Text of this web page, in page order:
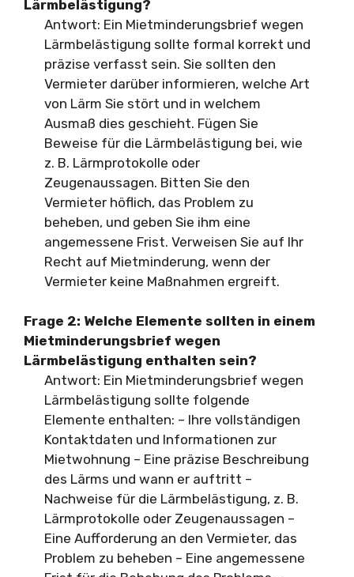
Lärmbelästigung?
Antwort: Ein Mietminderungsbrief wegen
Lärmbelästigung sollte formal korrekt und
präzise verfasst sein. Sie sollten den
Vermieter darüber informieren, welche Art
von Lärm Sie stört und in welchem
Ausmaß dies geschieht. Fügen Sie
Beweise für die Lärmbelästigung bei, wie
z. B. Lärmprotokolle oder
Zeugenaussagen. Bitten Sie den
Vermieter höflich, das Problem zu
beheben, und geben Sie ihm eine
angemessene Frist. Verweisen Sie auf Ihr
Recht auf Mietminderung, wenn der
Vermieter keine Maßnahmen ergreift.
Frage 2: Welche Elemente sollten in einem
Mietminderungsbrief wegen
Lärmbelästigung enthalten sein?
Antwort: Ein Mietminderungsbrief wegen
Lärmbelästigung sollte folgende
Elemente enthalten: – Ihre vollständigen
Kontaktdaten und Informationen zur
Mietwohnung – Eine präzise Beschreibung
des Lärms und wann er auftritt –
Nachweise für die Lärmbelästigung, z. B.
Lärmprotokolle oder Zeugenaussagen –
Eine Aufforderung an den Vermieter, das
Problem zu beheben – Eine angemessene